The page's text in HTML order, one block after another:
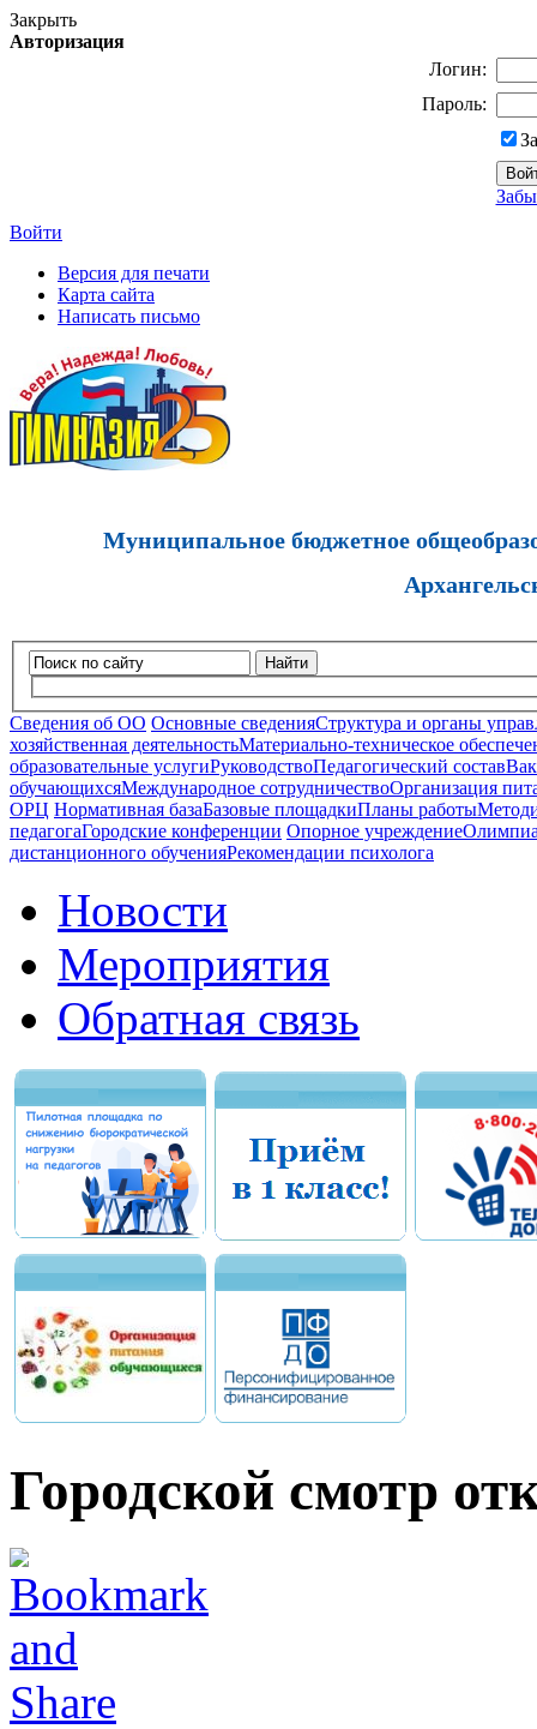
Закрыть
Авторизация
Логин:
Пароль:
Войти
Версия для печати
Карта сайта
Написать письмо
Муниципальное бюджетное
Найти
Сведения об ОО Основные сведенияСтруктура и органы
хозяйственная деятельностьМатериально-техническое
образовательные услугиРуководствоПедагогический состав
обучающихсяМеждународное сотрудничествоОрганизация
ОРЦ Нормативная базаБазовые площадкиПланы работы
педагогаГородские конференции Опорное учреждение
дистанционного обученияРекомендации психолога
Новости
Мероприятия
Обратная связь
Городской смотр